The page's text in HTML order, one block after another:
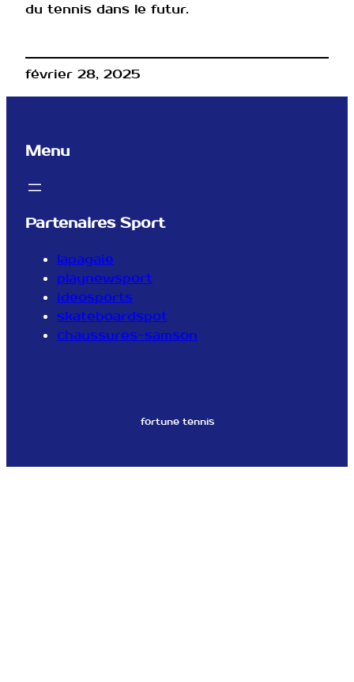
du tennis dans le futur.
février 28, 2025
Menu
Partenaires Sport
lapagaie
playnewsport
ideosports
skateboardspot
chaussures-samson
fortune tennis